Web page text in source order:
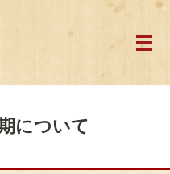
メ
について